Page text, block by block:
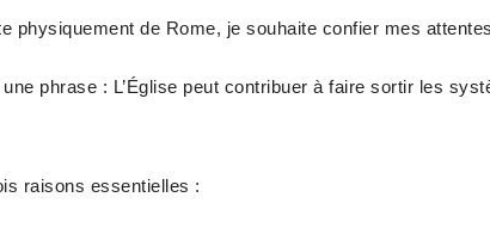
physiquement de Rome, je souhaite confier mes
phrase : L’Église peut contribuer à faire sortir les
raisons essentielles :